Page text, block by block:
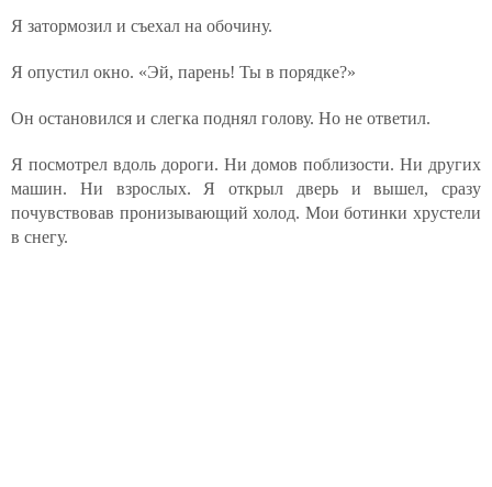
Я затормозил и съехал на обочину.
Я опустил окно. «Эй, парень! Ты в порядке?»
Он остановился и слегка поднял голову. Но не ответил.
Я посмотрел вдоль дороги. Ни домов поблизости. Ни других
машин. Ни взрослых. Я открыл дверь и вышел, сразу
почувствовав пронизывающий холод. Мои ботинки хрустели
в снегу.